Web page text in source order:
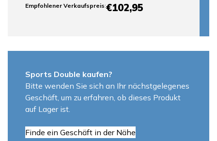
Empfohlener Verkaufspreis:€102,95
Sports Double kaufen?
Bitte wenden Sie sich an Ihr nächstgelegenes
Geschäft, um zu erfahren, ob dieses Produkt
auf Lager ist.
Finde ein Geschäft in der Nähe